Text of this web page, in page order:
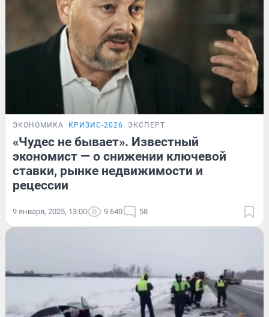
ЭКОНОМИКА КРИЗИС-2026 ЭКСПЕРТ
«Чудес не бывает». Известный
экономист — о снижении ключевой
ставки, рынке недвижимости и
рецессии
9 января, 2025, 13:00 9 640 58